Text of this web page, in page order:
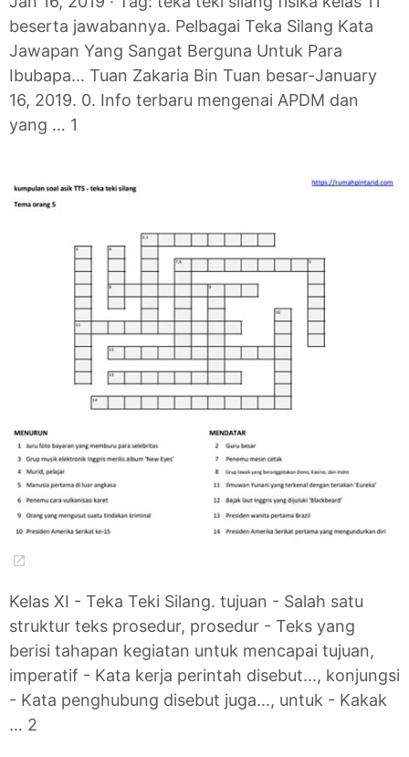
beserta jawabannya. Pelbagai Teka Silang Kata
Jawapan Yang Sangat Berguna Untuk Para
Ibubapa... Tuan Zakaria Bin Tuan besar-January
16, 2019. 0. Info terbaru mengenai APDM dan
yang … 1
Kelas XI - Teka Teki Silang. tujuan - Salah satu
struktur teks prosedur, prosedur - Teks yang
berisi tahapan kegiatan untuk mencapai tujuan,
imperatif - Kata kerja perintah disebut..., konjungsi
- Kata penghubung disebut juga..., untuk - Kakak
… 2